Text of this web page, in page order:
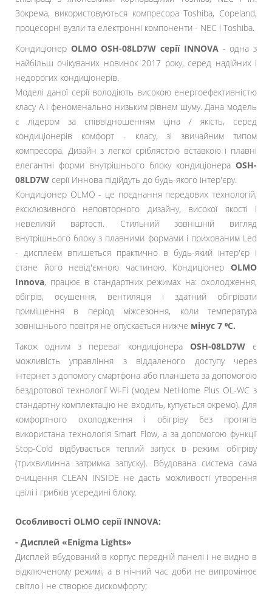
Зокрема, використовуються компресора Toshiba, Copeland,
процесорні вузли та електронні компоненти - NEC і Toshiba.
Кондиціонер OLMO OSH-08LD7W серії INNOVA - одна з
найбільш очікуваних новинок 2017 року, серед надійних і
недорогих кондиціонерів.
Моделі даної серії володіють високою енергоефективністю
класу А і феноменально низьким рівнем шуму. Дана модель
є лідером за співвідношенням ціна / якість, серед
кондиціонерів комфорт - класу, зі звичайним типом
компресора. Дизайн з легкої сріблястою вставкою і плавні
елегантні форми внутрішнього блоку кондиціонера OSH-
08LD7W серії Иннова підійдуть до будь-якого інтер'єру.
Кондиціонер OLMO - це поєднання передових технологій,
ексклюзивного неповторного дизайну, високої якості і
невеликій вартості. Стильний зовнішній вигляд
внутрішнього блоку з плавними формами і прихованим Led
- дисплеєм впишеться практично в будь-який інтер'єр і
стане його невід'ємною частиною. Кондиціонер OLMO
Innova, працює в стандартних режимах на: охолодження,
обігрів, осушення, вентиляція і здатний обігрівати
приміщення в період міжсезоння, коли температура
зовнішнього повітря не опускається нижче мінус 7 ⁰С.
Також одним з переваг кондиціонера OSH-08LD7W є
можливість управління з віддаленого доступу через
інтернет з допомогу смартфона або планшета за допомогою
бездротової технології Wi-Fi (модем NetHome Plus OL-WC з
стандартну комплектацію не входить, купується окремо). Для
комфортного охолодження і обігріву без протягів
використана технологія Smart Flow, а за допомогою функції
Stop-Cold відбувається теплий запуск в режимі обігріву
(трихвилинна затримка запуску). Вбудована система сама
очищення CLEAN INSIDE не дасть можливості утворення
цвілі і грибків усередині блоку.
Особливості OLMO серії INNOVA:
- Дисплей «Enigma Lights»
Дисплей вбудований в корпус передній панелі і не видно в
відключеному режимі, а в нічний час доби не випромінює
світло і не створює дискомфорту;